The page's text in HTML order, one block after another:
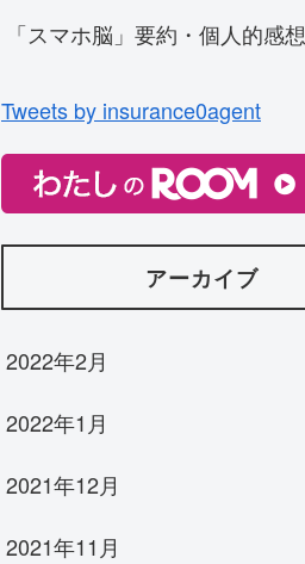
「スマホ脳」要約・個人的感想
Tweets by insurance0agent
アーカイブ
2022年2月
2022年1月
2021年12月
2021年11月